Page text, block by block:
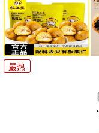
最热